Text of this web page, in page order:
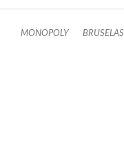
MONOPOLY BRUSELAS